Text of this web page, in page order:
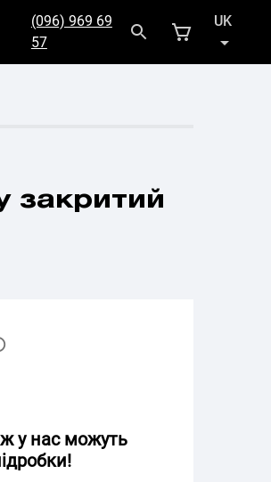
(096) 969 69
57
UK
RU
закритий
у нас можуть